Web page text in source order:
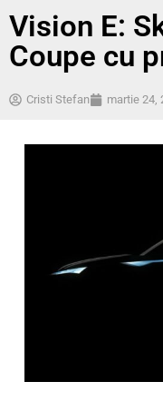
Vision E:
Coupe cu
Cristi Stefan martie 24,